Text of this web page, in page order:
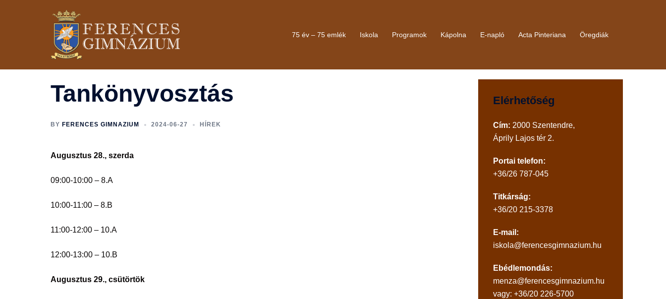
75 év – 75 emlék Iskola Programok Kápolna E-napló Acta Pinteriana Öregdiák
Tankönyvosztás
BY FERENCES GIMNAZIUM 2024-06-27 HÍREK
Augusztus 28., szerda
09:00-10:00 – 8.A
10:00-11:00 – 8.B
11:00-12:00 – 10.A
12:00-13:00 – 10.B
Augusztus 29., csütörtök
Elérhetőség
Cím: 2000 Szentendre,
Áprily Lajos tér 2.
Portai telefon:
+36/26 787-045
Titkárság:
+36/20 215-3378
E-mail:
iskola@ferencesgimnazium.hu
Ebédlemondás:
menza@ferencesgimnazium.hu
vagy: +36/20 226-5700